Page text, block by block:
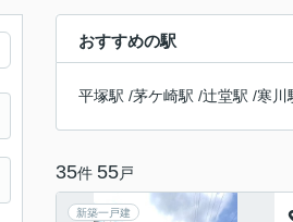
おすすめの駅
平塚駅 /茅ケ崎駅 /辻堂駅 /寒川
35件 55戸
新築一戸建